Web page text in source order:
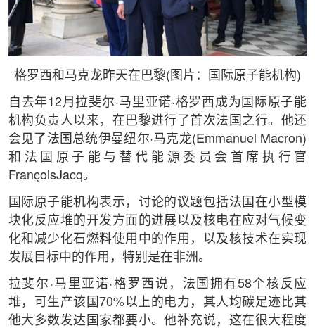
格罗西和马克龙昨天在巴黎(图片：国际原子能机构)
自去年12月拉斐尔·马里亚诺·格罗西成为国际原子能
机构负责人以来，在巴黎进行了首次法国之行。他还
会见了法国总统伊曼纽尔·马克龙(Emmanuel Macron)
和法国原子能与替代能源委员会首席执行官
FrançoisJacq。
国际原子能机构表示，讨论的议题包括法国在小型模
块化反应堆的开发方面的进展以及核电在应对气候变
化和减少化石燃料使用中的作用，以及核技术在实现
发展目标中的作用，特别是在非洲。
拉斐尔·马里亚诺·格罗西说，法国拥有58个核反应
堆，可生产该国70%以上的电力，其人均碳足迹比其
他大多数发达国家都要小。他补充说，这在很大程度